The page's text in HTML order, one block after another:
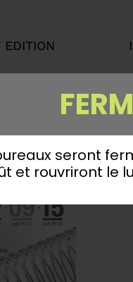
seront
et rouvriront le
EDITION